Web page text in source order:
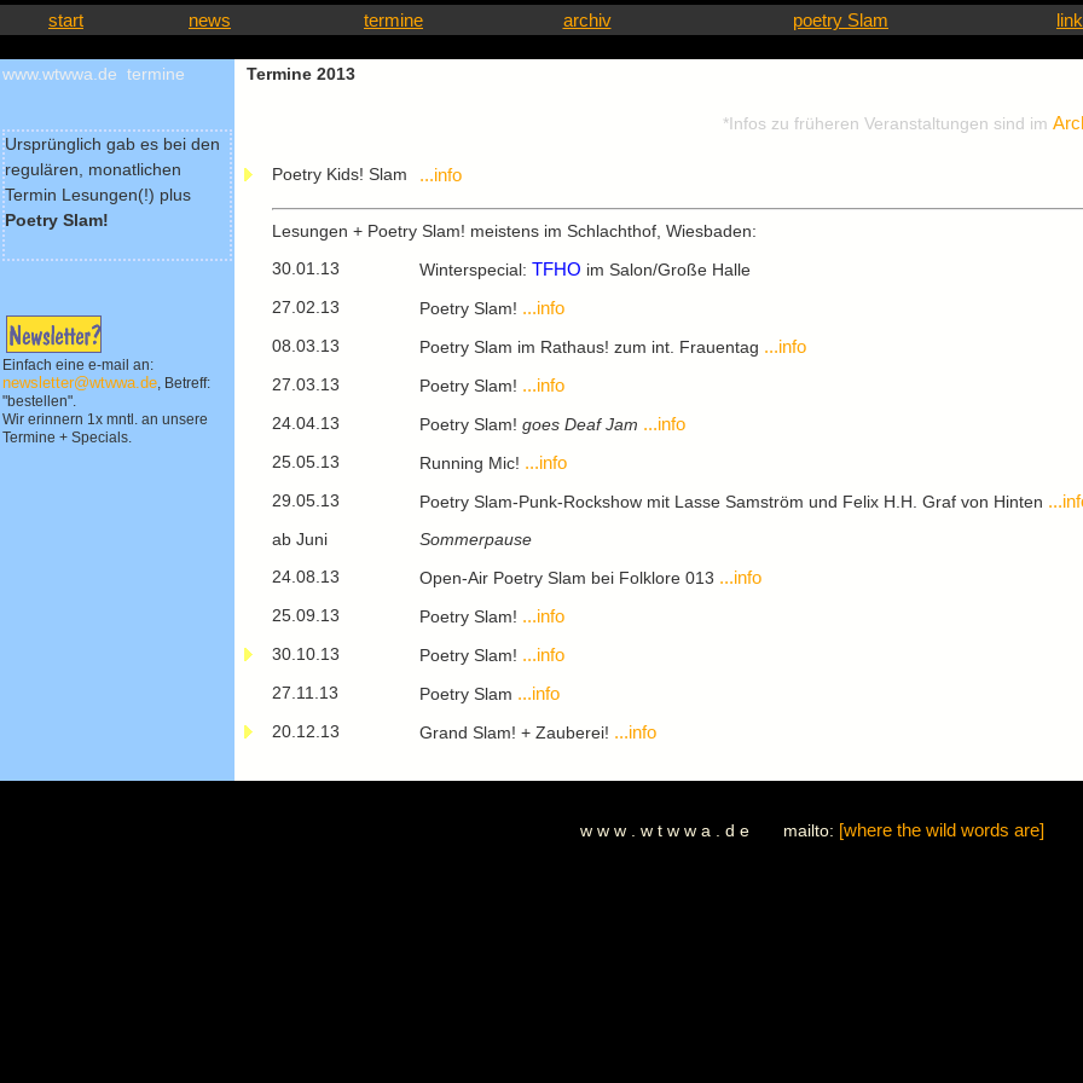
start news termine archiv poetry Slam
www.wtwwa.de termine
Ursprünglich gab es bei den
regulären, monatlichen
Termin Lesungen(!) plus
Poetry Slam!
Einfach eine e-mail an:
newsletter@wtwwa.de, Betreff:
"bestellen".
Wir erinnern 1x mntl. an unsere
Termine + Specials.
Termine 2013
*Infos zu früheren Veranstaltungen sind im
Poetry Kids! Slam ...info
Lesungen + Poetry Slam! meistens im Schlachthof, Wiesbaden:
30.01.13
Winterspecial: TFHO im Salon/Große Halle
27.02.13
Poetry Slam! ...info
08.03.13 Poetry Slam im Rathaus! zum int. Frauentag ...info
27.03.13 Poetry Slam! ...info
24.04.13 Poetry Slam! goes Deaf Jam ...info
25.05.13 Running Mic! ...info
29.05.13 Poetry Slam-Punk-Rockshow mit Lasse Samström und Felix H.H. Graf von Hinten
ab Juni
Sommerpause
24.08.13
Open-Air Poetry Slam bei Folklore 013 ...info
25.09.13 Poetry Slam! ...info
30.10.13 Poetry Slam! ...info
27.11.13 Poetry Slam ...info
20.12.13 Grand Slam! + Zauberei! ...info
w w w . w t w w a . d e mailto: [where the wild words are]